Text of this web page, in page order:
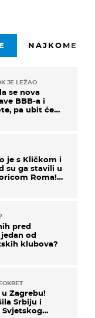
JE LEŽAO
se nova
BBB-a i
pa ubit će
je s Kličkom i
su ga stavili u
Roma!
pred
od
klubova?
Zagrebu!
Srbiju i